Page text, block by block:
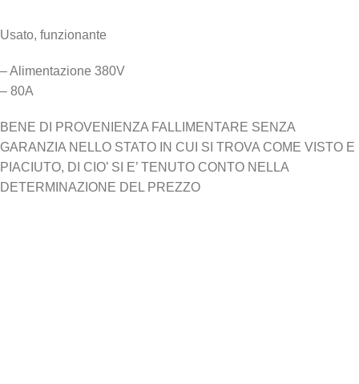
Usato, funzionante
– Alimentazione 380V
– 80A
BENE DI PROVENIENZA FALLIMENTARE SENZA
GARANZIA NELLO STATO IN CUI SI TROVA COME VISTO E
PIACIUTO, DI CIO’ SI E’ TENUTO CONTO NELLA
DETERMINAZIONE DEL PREZZO